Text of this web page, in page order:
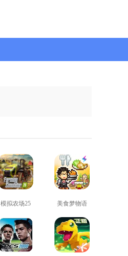
模拟农场25
免费版
查看
美食梦物语
正版
查看